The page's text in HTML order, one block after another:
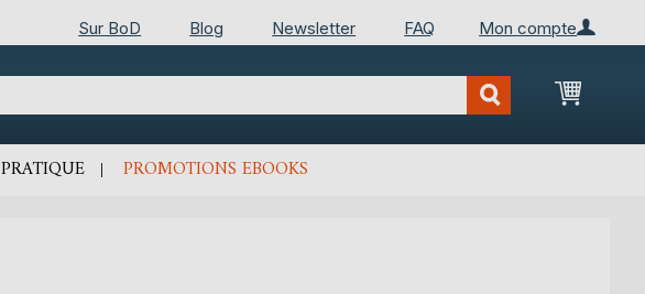
Mon compte
Sur BoD Blog Newsletter FAQ
Mon
PRATIQUE PROMOTIONS EBOOKS